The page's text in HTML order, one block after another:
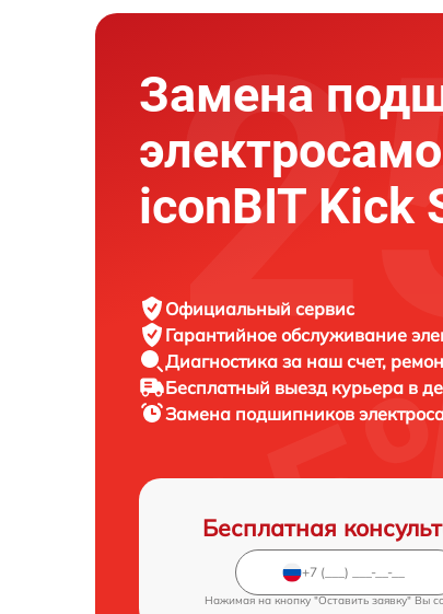
Замена
iconBIT Kick
Официальный сервис
Гарантийное обслуживание
Диагностика за наш счет,
Бесплатный выезд курьера в
Замена подшипников
Бесплатная
Нажимая на кнопку "Оставить заявку" Вы